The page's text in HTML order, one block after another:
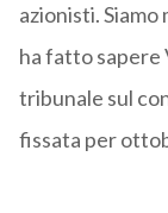
azionisti.
ha fatto sapere
tribunale sul
fissata per